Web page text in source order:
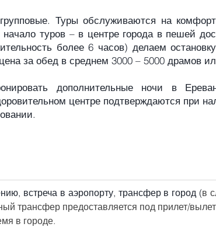
Туры обслуживаются на
начало туров – в центре города в пешей
более 6 часов) делаем
за обед в среднем 3000 – 5000 драмов
дополнительные ночи в
центре подтверждаются при
встреча в аэропорту, трансфер в город (в
трансфер предоставляется под прилет/
в городе.